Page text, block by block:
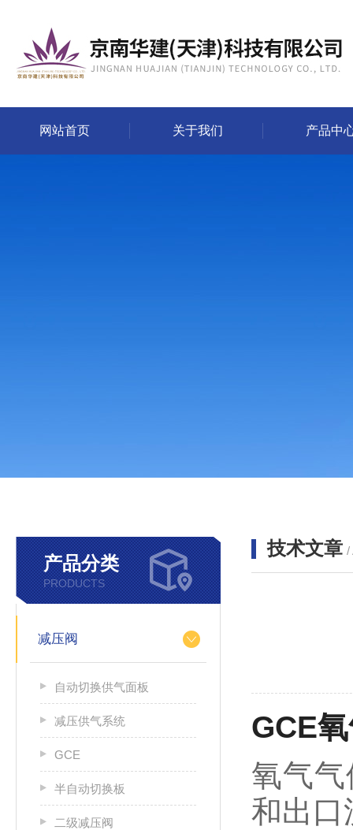
网站首页 关于我们 产品中
产品分类
PRODUCTS
减压阀
自动切换供气面板
减压供气系统
GCE
半自动切换板
二级减压阀
技术文章 /
GCE
氧气
和出口